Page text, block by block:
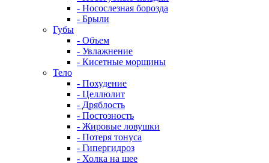
- Носослезная борозда
- Брыли
Губы
- Объем
- Увлажнение
- Кисетные морщины
Тело
- Похудение
- Целлюлит
- Дряблость
- Постозность
- Жировые ловушки
- Потеря тонуса
- Гипергидроз
- Холка на шее